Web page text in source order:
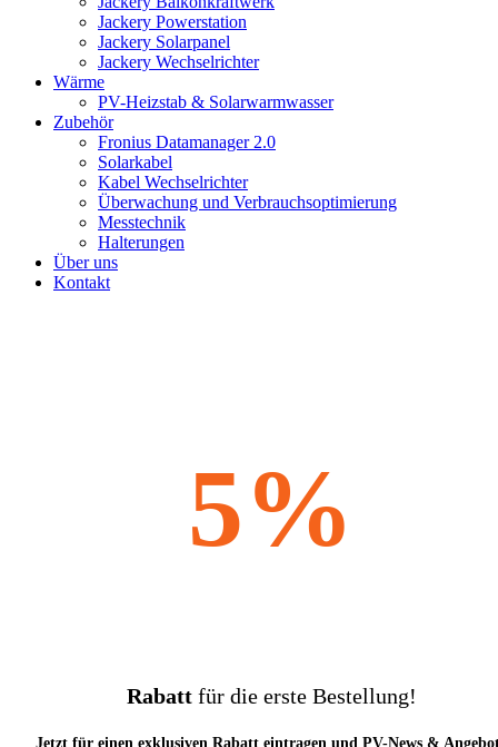
Jackery Powerstation
Jackery Solarpanel
Jackery Wechselrichter
Wärme
PV-Heizstab & Solarwarmwasser
Zubehör
Fronius Datamanager 2.0
Solarkabel
Kabel Wechselrichter
Überwachung und Verbrauchsoptimierung
Messtechnik
Halterungen
Über uns
Kontakt
5%
Rabattfür die erste Bestellung!
Jetzt für einen exklusiven Rabatt eintragen und PV-News &